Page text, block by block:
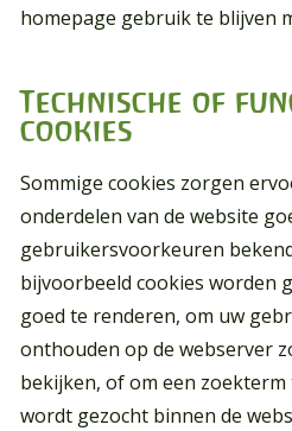
homepage gebruik te blijven
Technische of
cookies
Sommige cookies zorgen
onderdelen van de website
gebruikersvoorkeuren
bijvoorbeeld cookies worden
goed te renderen, om uw
onthouden op de webserver
bekijken, of om een
wordt gezocht binnen de